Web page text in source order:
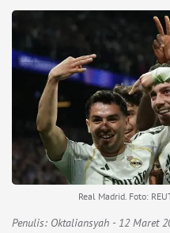
Real Madrid. Foto:
Penulis: Oktaliansyah - 12 Maret